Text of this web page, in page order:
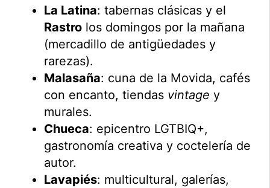
La Latina: tabernas clásicas y el
Rastro los domingos por la mañana
(mercadillo de antigüedades y
rarezas).
Malasaña: cuna de la Movida, cafés
con encanto, tiendas vintage y
murales.
Chueca: epicentro LGTBIQ+,
gastronomía creativa y coctelería de
autor.
Lavapiés: multicultural, galerías,